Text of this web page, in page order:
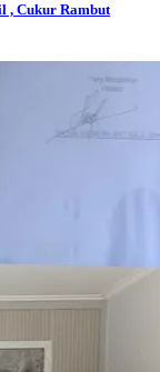
, Cukur Rambut